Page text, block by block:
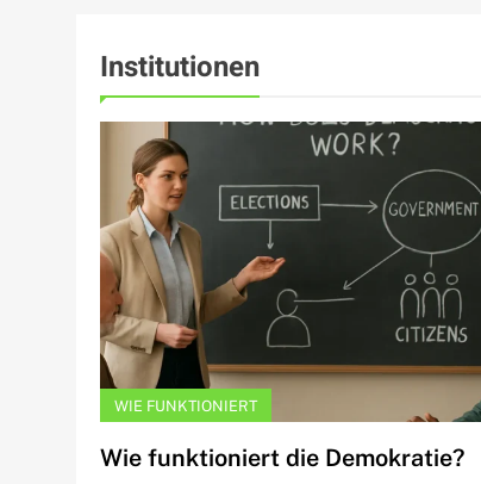
Institutionen
WIE FUNKTIONIERT
Wie funktioniert die Demokratie?